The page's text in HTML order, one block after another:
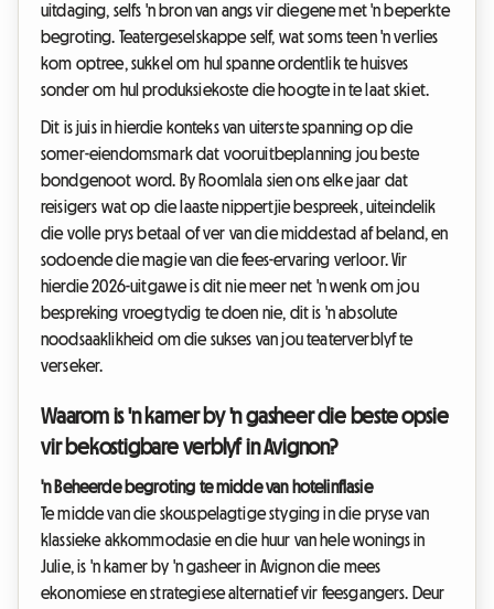
uitdaging, selfs 'n bron van angs vir diegene met 'n beperkte
begroting. Teatergeselskappe self, wat soms teen 'n verlies
kom optree, sukkel om hul spanne ordentlik te huisves
sonder om hul produksiekoste die hoogte in te laat skiet.
Dit is juis in hierdie konteks van uiterste spanning op die
somer-eiendomsmark dat vooruitbeplanning jou beste
bondgenoot word. By Roomlala sien ons elke jaar dat
reisigers wat op die laaste nippertjie bespreek, uiteindelik
die volle prys betaal of ver van die middestad af beland, en
sodoende die magie van die fees-ervaring verloor. Vir
hierdie 2026-uitgawe is dit nie meer net 'n wenk om jou
bespreking vroegtydig te doen nie, dit is 'n absolute
noodsaaklikheid om die sukses van jou teaterverblyf te
verseker.
Waarom is 'n kamer by 'n gasheer die beste opsie
vir bekostigbare verblyf in Avignon?
'n Beheerde begroting te midde van hotelinflasie
Te midde van die skouspelagtige styging in die pryse van
klassieke akkommodasie en die huur van hele wonings in
Julie, is 'n kamer by 'n gasheer in Avignon die mees
ekonomiese en strategiese alternatief vir feesgangers. Deur